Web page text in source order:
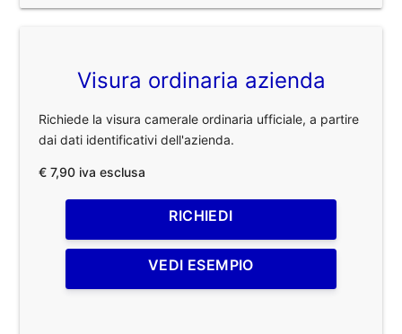
Visura ordinaria azienda
Richiede la visura camerale ordinaria ufficiale, a partire
dai dati identificativi dell'azienda.
€ 7,90 iva esclusa
RICHIEDI
VEDI ESEMPIO